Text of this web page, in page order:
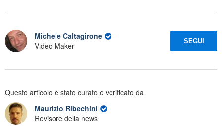
Michele Caltagirone
Video Maker
SEGUI
Questo articolo è stato curato e verificato da
Maurizio Ribechini
Revisore della news